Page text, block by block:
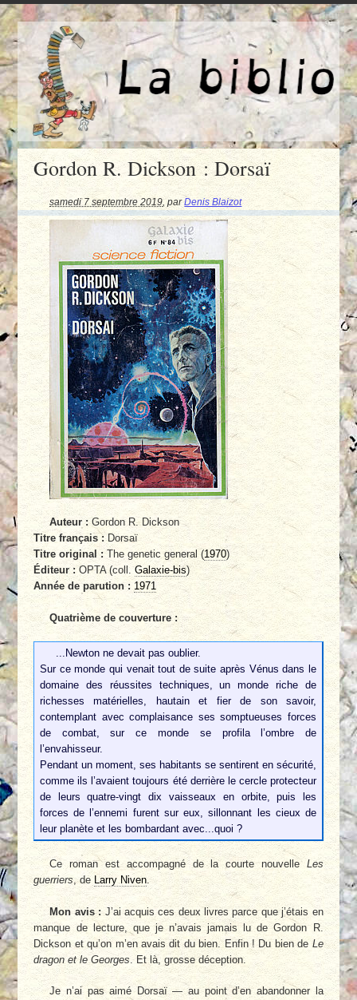
Gordon R. Dickson : Dorsaï
samedi 7 septembre 2019,parDenis Blaizot
Auteur : Gordon R. Dickson
Titre français :Dorsaï
Titre original :The genetic general (1970)
Éditeur :OPTA (coll.Galaxie-bis)
Année de parution : 1971
Quatrième de couverture :
...Newton ne devait pas oublier.
Sur ce monde qui venait tout de suite après Vénus dans le
domaine des réussites techniques, un monde riche de
richesses matérielles, hautain et fier de son savoir,
contemplant avec complaisance ses somptueuses forces
de combat, sur ce monde se profila l’ombre de
l’envahisseur.
Pendant un moment, ses habitants se sentirent en sécurité,
comme ils l’avaient toujours été derrière le cercle protecteur
de leurs quatre-vingt dix vaisseaux en orbite, puis les
forces de l’ennemi furent sur eux, sillonnant les cieux de
leur planète et les bombardant avec...quoi ?
Ce roman est accompagné de la courte nouvelle Les
guerriers, de Larry Niven.
Mon avis : J’ai acquis ces deux livres parce que j’étais en
manque de lecture, que je n’avais jamais lu de Gordon R.
Dickson et qu’on m’en avais dit du bien. Enfin ! Du bien de Le
dragon et le Georges . Et là, grosse déception.
Je n’ai pas aimé Dorsaï — au point d’en abandonner la